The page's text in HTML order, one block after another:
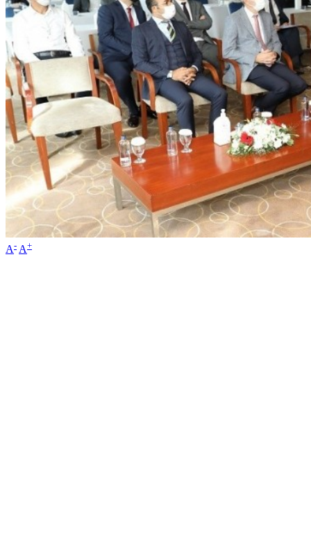
A- A+